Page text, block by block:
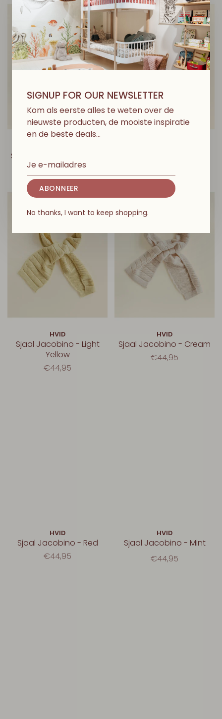
Sjaal Jacobino - Mocha
€44,95
HVID
Sjaal Jacobino - Light
Yellow
€44,95
HVID
Sjaal Jacobino - Cream
€44,95
HVID
Sjaal Jacobino - Red
€44,95
HVID
Sjaal Jacobino - Mint
€44,95
SIGNUP FOR OUR NEWSLETTER
Kom als eerste alles te weten over de
nieuwste producten, de mooiste inspiratie
en de beste deals…
ABONNEER
No thanks, I want to keep shopping.